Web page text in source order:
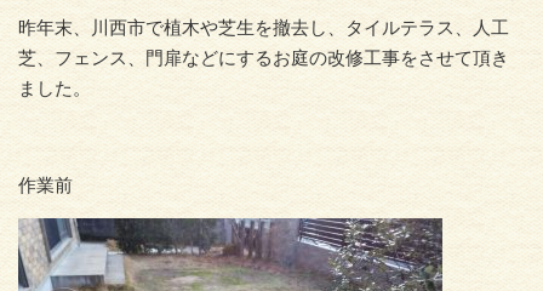
昨年末、川西市で植木や芝生を撤去し、タイルテラス、人工
芝、フェンス、門扉などにするお庭の改修工事をさせて頂き
ました。
作業前